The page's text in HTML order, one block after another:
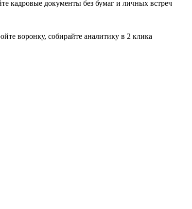
кадровые документы без бумаг и личных встреч
воронку, собирайте аналитику в 2 клика